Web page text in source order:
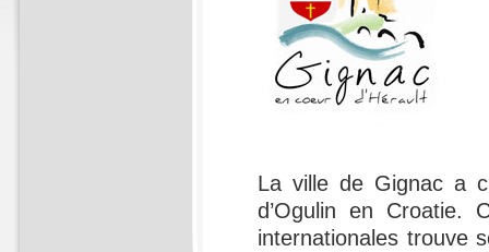
La ville de Gignac a
d’Ogulin en Croatie.
internationales trouve